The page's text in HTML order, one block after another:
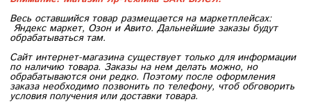
Весь оставшийся товар размещается на маркетплейсах:
Яндекс маркет, Озон и Авито. Дальнейшие заказы будут
обрабатываться там.
Сайт интернет-магазина существует только для информации
по наличию товара. Заказы на нем делать можно, но
обрабатываются они редко. Поэтому после оформления
заказа необходимо позвонить по телефону, чтоб обговорить
условия получения или доставки товара.